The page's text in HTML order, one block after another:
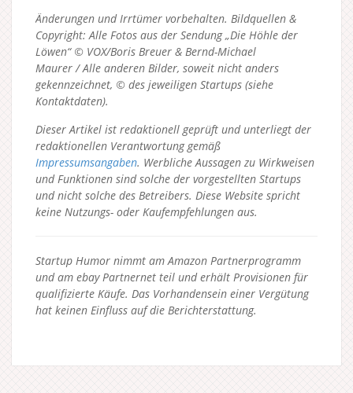
Änderungen und Irrtümer vorbehalten. Bildquellen &
Copyright: Alle Fotos aus der Sendung „Die Höhle der
Löwen“ © VOX/Boris Breuer & Bernd-Michael
Maurer / Alle anderen Bilder, soweit nicht anders
gekennzeichnet, © des jeweiligen Startups (siehe
Kontaktdaten).
Dieser Artikel ist redaktionell geprüft und unterliegt der
redaktionellen Verantwortung gemäß
Impressumsangaben. Werbliche Aussagen zu Wirkweisen
und Funktionen sind solche der vorgestellten Startups
und nicht solche des Betreibers. Diese Website spricht
keine Nutzungs- oder Kaufempfehlungen aus.
Startup Humor nimmt am Amazon Partnerprogramm
und am ebay Partnernet teil und erhält Provisionen für
qualifizierte Käufe. Das Vorhandensein einer Vergütung
hat keinen Einfluss auf die Berichterstattung.